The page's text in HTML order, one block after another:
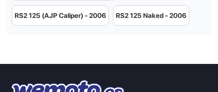
RS2 125 (AJP Caliper) - 2006 RS2 125 Naked - 2006